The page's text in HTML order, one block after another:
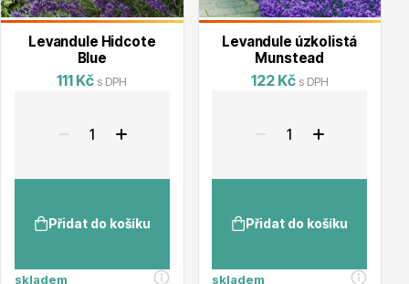
Květináče
Levandule Hidcote
Blue
111 Kč s DPH
Přidat do košíku
skladem
Levandule úzkolistá
Munstead
122 Kč s DPH
Přidat do košíku
skladem